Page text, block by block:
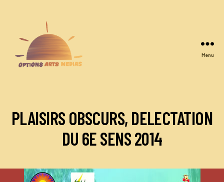
Menu
PLAISIRS OBSCURS, DELECTATION
DU 6E SENS 2014